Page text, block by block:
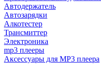
Автодержатель
Автозарядки
Алкотестер
Трансмиттер
Электроника
mp3 плееры
Аксессуары для MP3 плеера